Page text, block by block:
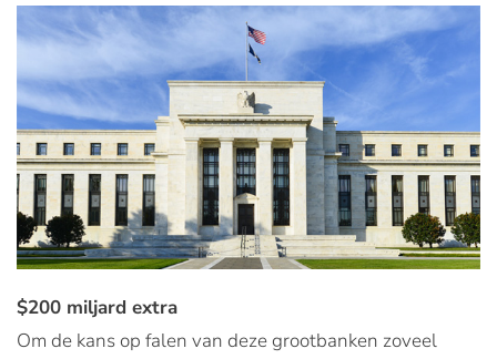
$200 miljard extra
Om de kans op falen van deze grootbanken zoveel